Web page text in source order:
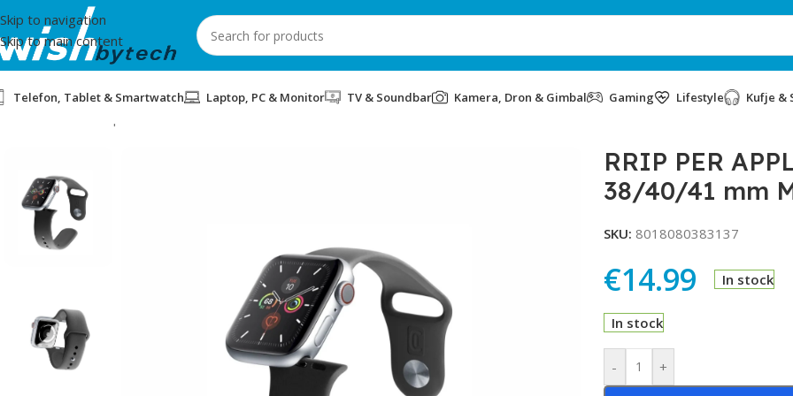
Skip to navigation
Skip to main content
Telefon, Tablet & Smartwatch Laptop, PC & Monitor TV & Soundbar Kamera, Dron & Gimbal Gaming Lifestyle Kufje &
RRIP PER
38/40/41 mm
SKU: 8018080383137
€14.99 In stock
In stock
- +
Alternative: